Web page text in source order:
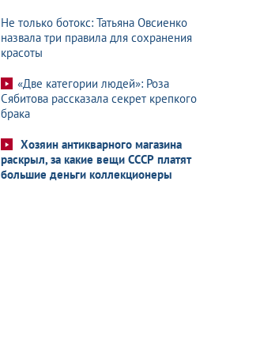
Не только ботокс: Татьяна Овсиенко
назвала три правила для сохранения
красоты
«Две категории людей»: Роза
Сябитова рассказала секрет крепкого
брака
Хозяин антикварного магазина
раскрыл, за какие вещи СССР платят
большие деньги коллекционеры